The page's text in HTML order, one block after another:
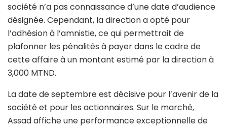
société n’a pas connaissance d’une date d’audience
désignée. Cependant, la direction a opté pour
l’adhésion à l’amnistie, ce qui permettrait de
plafonner les pénalités à payer dans le cadre de
cette affaire à un montant estimé par la direction à
3,000 MTND.
La date de septembre est décisive pour l’avenir de la
société et pour les actionnaires. Sur le marché,
Assad affiche une performance exceptionnelle de